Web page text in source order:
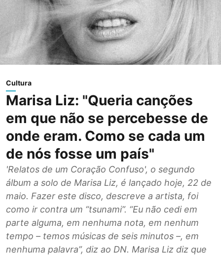
Cultura
Marisa Liz: "Queria canções
em que não se percebesse de
onde eram. Como se cada um
de nós fosse um país"
'Relatos de um Coração Confuso', o segundo
álbum a solo de Marisa Liz, é lançado hoje, 22 de
maio. Fazer este disco, descreve a artista, foi
como ir contra um “tsunami”. “Eu não cedi em
parte alguma, em nenhuma nota, em nenhum
tempo – temos músicas de seis minutos –, em
nenhuma palavra”, diz ao DN. Marisa Liz diz que